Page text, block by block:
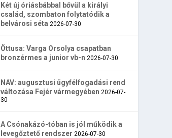
Két új óriásbábbal bővül a királyi
család, szombaton folytatódik a
belvárosi séta 2026-07-30
Öttusa: Varga Orsolya csapatban
bronzérmes a junior vb-n 2026-07-30
NAV: augusztusi ügyfélfogadási rend
változása Fejér vármegyében 2026-07-
30
A Csónakázó-tóban is jól működik a
levegőztető rendszer 2026-07-30